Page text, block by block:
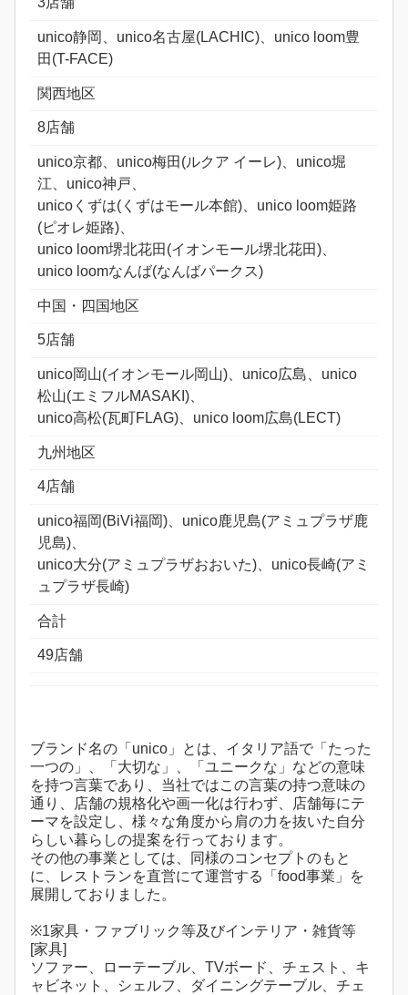
unico静岡、unico名古屋(LACHIC)、unico loom豊
田(T-FACE)
関西地区
8店舗
unico京都、unico梅田(ルクア イーレ)、unico堀
江、unico神戸、
unicoくずは(くずはモール本館)、unico loom姫路
(ピオレ姫路)、
unico loom堺北花田(イオンモール堺北花田)、
unico loomなんば(なんばパークス)
中国・四国地区
5店舗
unico岡山(イオンモール岡山)、unico広島、unico
松山(エミフルMASAKI)、
unico高松(瓦町FLAG)、unico loom広島(LECT)
九州地区
4店舗
unico福岡(BiVi福岡)、unico鹿児島(アミュプラザ鹿
児島)、
unico大分(アミュプラザおおいた)、unico長崎(アミ
ュプラザ長崎)
合計
49店舗
ブランド名の「unico」とは、イタリア語で「たった
一つの」、「大切な」、「ユニークな」などの意味
を持つ言葉であり、当社ではこの言葉の持つ意味の
通り、店舗の規格化や画一化は行わず、店舗毎にテ
ーマを設定し、様々な角度から肩の力を抜いた自分
らしい暮らしの提案を行っております。
その他の事業としては、同様のコンセプトのもと
に、レストランを直営にて運営する「food事業」を
展開しておりました。
※1家具・ファブリック等及びインテリア・雑貨等
[家具]
ソファー、ローテーブル、TVボード、チェスト、キ
ャビネット、シェルフ、ダイニングテーブル、チェ